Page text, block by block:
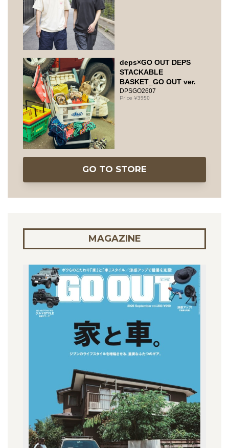
deps×GO OUT DEPS
STACKABLE
BASKET_GO OUT ver.
DPSGO2607
3950
GO TO STORE
MAGAZINE